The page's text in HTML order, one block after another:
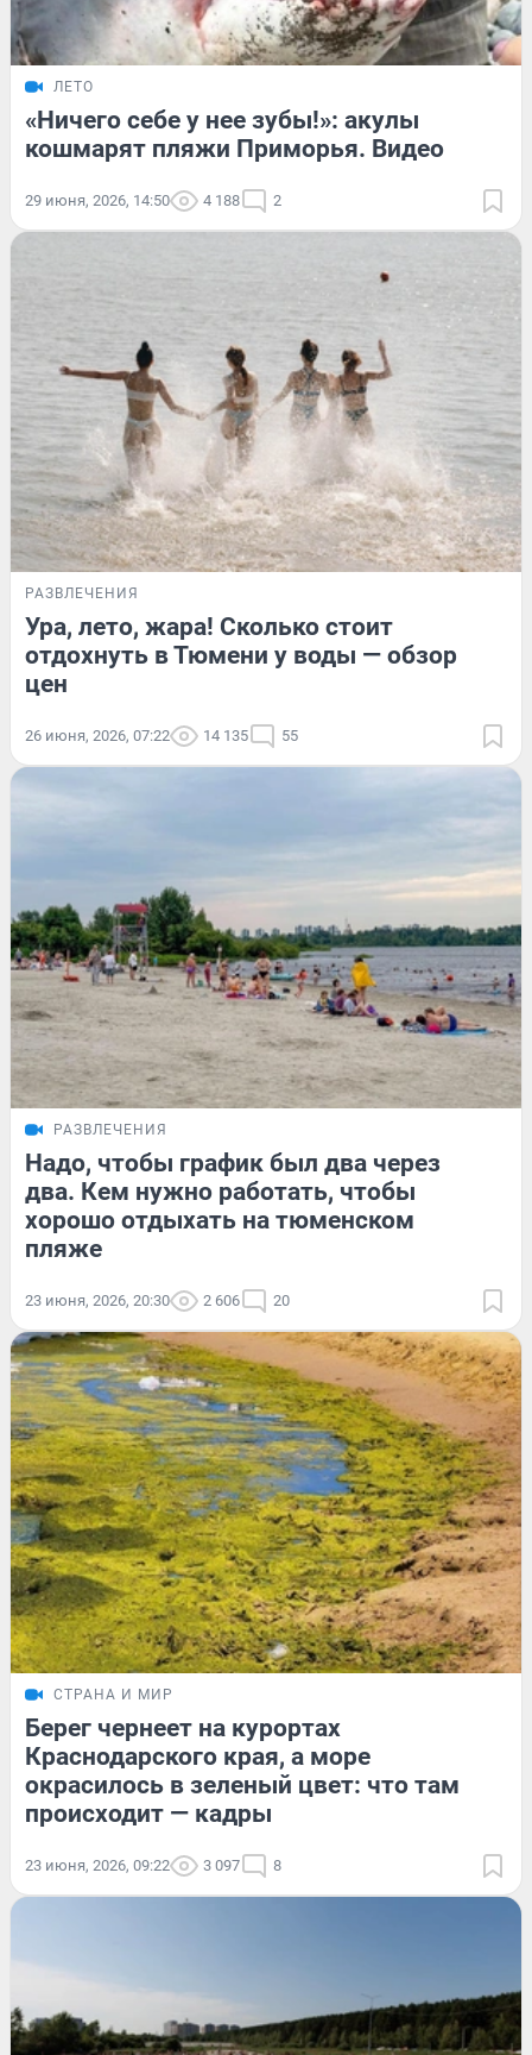
ЛЕТО
«Ничего себе у нее зубы!»: акулы
кошмарят пляжи Приморья. Видео
29 июня, 2026, 14:50 4 188 2
РАЗВЛЕЧЕНИЯ
Ура, лето, жара! Сколько стоит
отдохнуть в Тюмени у воды — обзор
цен
26 июня, 2026, 07:22 14 135 55
РАЗВЛЕЧЕНИЯ
Надо, чтобы график был два через
два. Кем нужно работать, чтобы
хорошо отдыхать на тюменском
пляже
23 июня, 2026, 20:30 2 606 20
СТРАНА И МИР
Берег чернеет на курортах
Краснодарского края, а море
окрасилось в зеленый цвет: что там
происходит — кадры
23 июня, 2026, 09:22 3 097 8